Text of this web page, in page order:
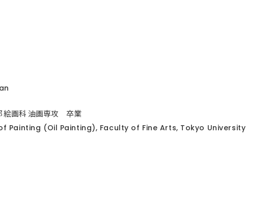
絵画科 油画専攻 卒業
Painting (Oil Painting), Faculty of Fine Arts, Tokyo University